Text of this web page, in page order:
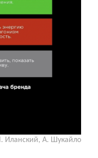
Иланский, А. Шукайло